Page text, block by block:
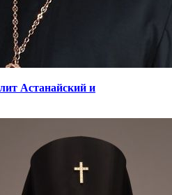
Астанайский и